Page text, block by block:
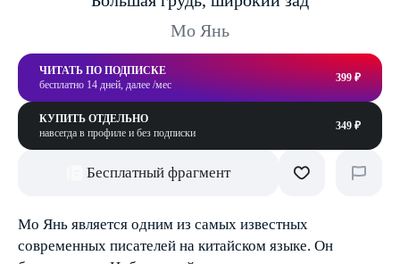
Мо Янь
ЧИТАТЬ ПО ПОДПИСКЕ
бесплатно 14 дней, далее /мес
399 ₽
КУПИТЬ ОТДЕЛЬНО
навсегда в профиле и без подписки
349 ₽
Бесплатный фрагмент
Мо Янь является одним из самых известных
современных писателей на китайском языке. Он